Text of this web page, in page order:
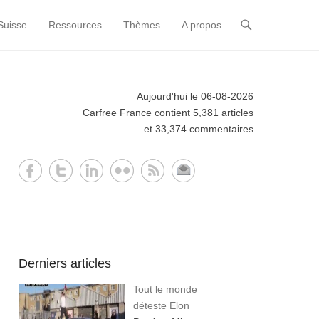
Ressources Thèmes A propos
Aujourd'hui le 06-08-2026
Carfree France contient 5,381 articles
et 33,374 commentaires
Derniers articles
Tout le monde
déteste Elon